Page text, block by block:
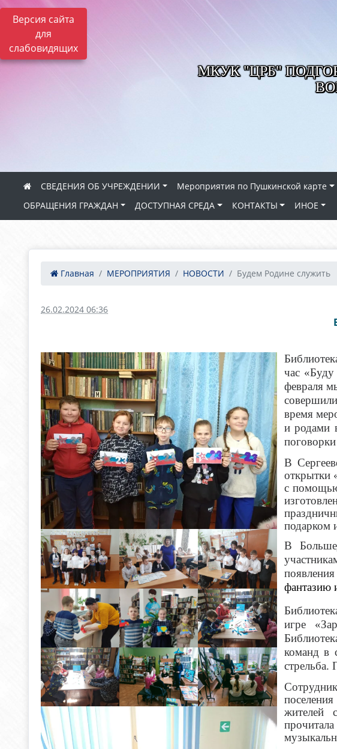
Версия сайта
для
слабовидящих
МКУК "ЦРБ"
СВЕДЕНИЯ ОБ УЧРЕЖДЕНИИ Мероприятия по Пушкинской карте
ОБРАЩЕНИЯ ГРАЖДАН
ДОСТУПНАЯ СРЕДА КОНТАКТЫ ИНОЕ
Главная МЕРОПРИЯТИЯ НОВОСТИ Будем Родине служить
26.02.2024 06:36
час
февраля
время
и родами
В
открытки
с
подарком
В
фантазию
игре
команд в
стрельба.
жителей